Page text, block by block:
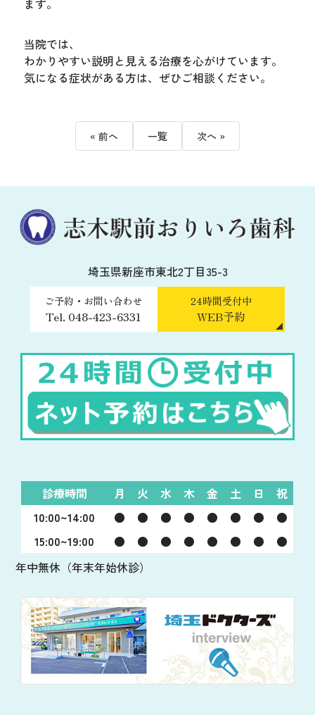
ます。
当院では、
わかりやすい説明と見える治療を心がけています。
気になる症状がある方は、ぜひご相談ください。
« 前へ 一覧 次へ »
埼玉県新座市東北2丁目35-3
ご予約・お問い合わせ
Tel. 048-423-6331
24時間受付中
WEB予約
診療時間 月 火 水 木 金 土 日
祝
10:00~14:00
● ● ● ● ● ● ●
●
15:00~19:00
● ● ● ● ● ● ●
●
年中無休（年末年始休診）